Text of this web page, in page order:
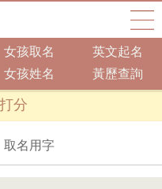
女孩取名
英文起名
女孩姓名 黃歷查詢
分
取名用字